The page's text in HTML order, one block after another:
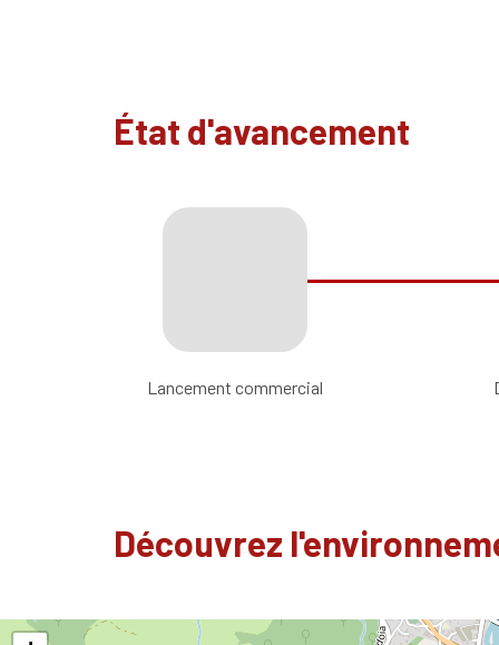
État d'avancement
Lancement commercial
Découvrez